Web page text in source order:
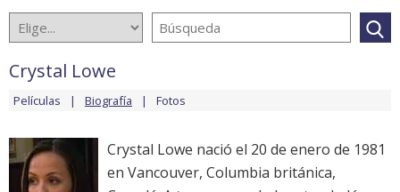
Crystal Lowe
Películas Biografía Fotos
Crystal Lowe nació el 20 de enero de 1981
en Vancouver, Columbia británica,